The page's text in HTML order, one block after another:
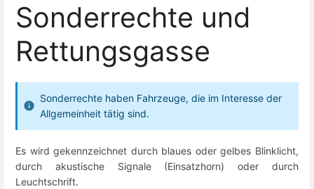
Sonderrechte und
Rettungsgasse
Sonderrechte haben Fahrzeuge, die im Interesse der
Allgemeinheit tätig sind.
Es wird gekennzeichnet durch blaues oder gelbes Blinklicht,
durch akustische Signale (Einsatzhorn) oder durch
Leuchtschrift.